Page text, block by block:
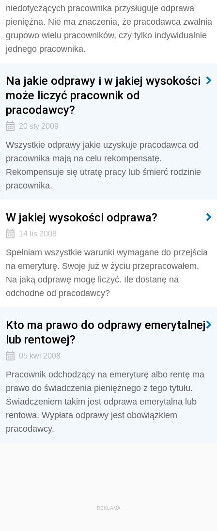
niedotyczących pracownika przysługuje odprawa
pieniężna. Nie ma znaczenia, że pracodawca zwalnia
grupowo wielu pracowników, czy tylko indywidualnie
jednego pracownika.
Na jakie odprawy i w jakiej wysokości
może liczyć pracownik od
pracodawcy?
20 sty 2009
Wszystkie odprawy jakie uzyskuje pracodawca od
pracownika mają na celu rekompensatę.
Rekompensuje się utratę pracy lub śmierć rodzinie
pracownika.
W jakiej wysokości odprawa?
14 lis 2008
Spełniam wszystkie warunki wymagane do przejścia
na emeryturę. Swoje już w życiu przepracowałem.
Na jaką odprawę mogę liczyć. Ile dostanę na
odchodne od pracodawcy?
Kto ma prawo do odprawy emerytalnej
lub rentowej?
05 kwi 2008
Pracownik odchodzący na emeryturę albo rentę ma
prawo do świadczenia pieniężnego z tego tytułu.
Świadczeniem takim jest odprawa emerytalna lub
rentowa. Wypłata odprawy jest obowiązkiem
pracodawcy.
REKLAMA